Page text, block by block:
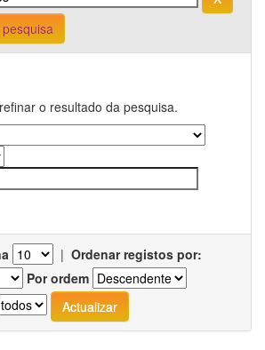
o resultado da pesquisa.
| Ordenar registos por:
Por ordem